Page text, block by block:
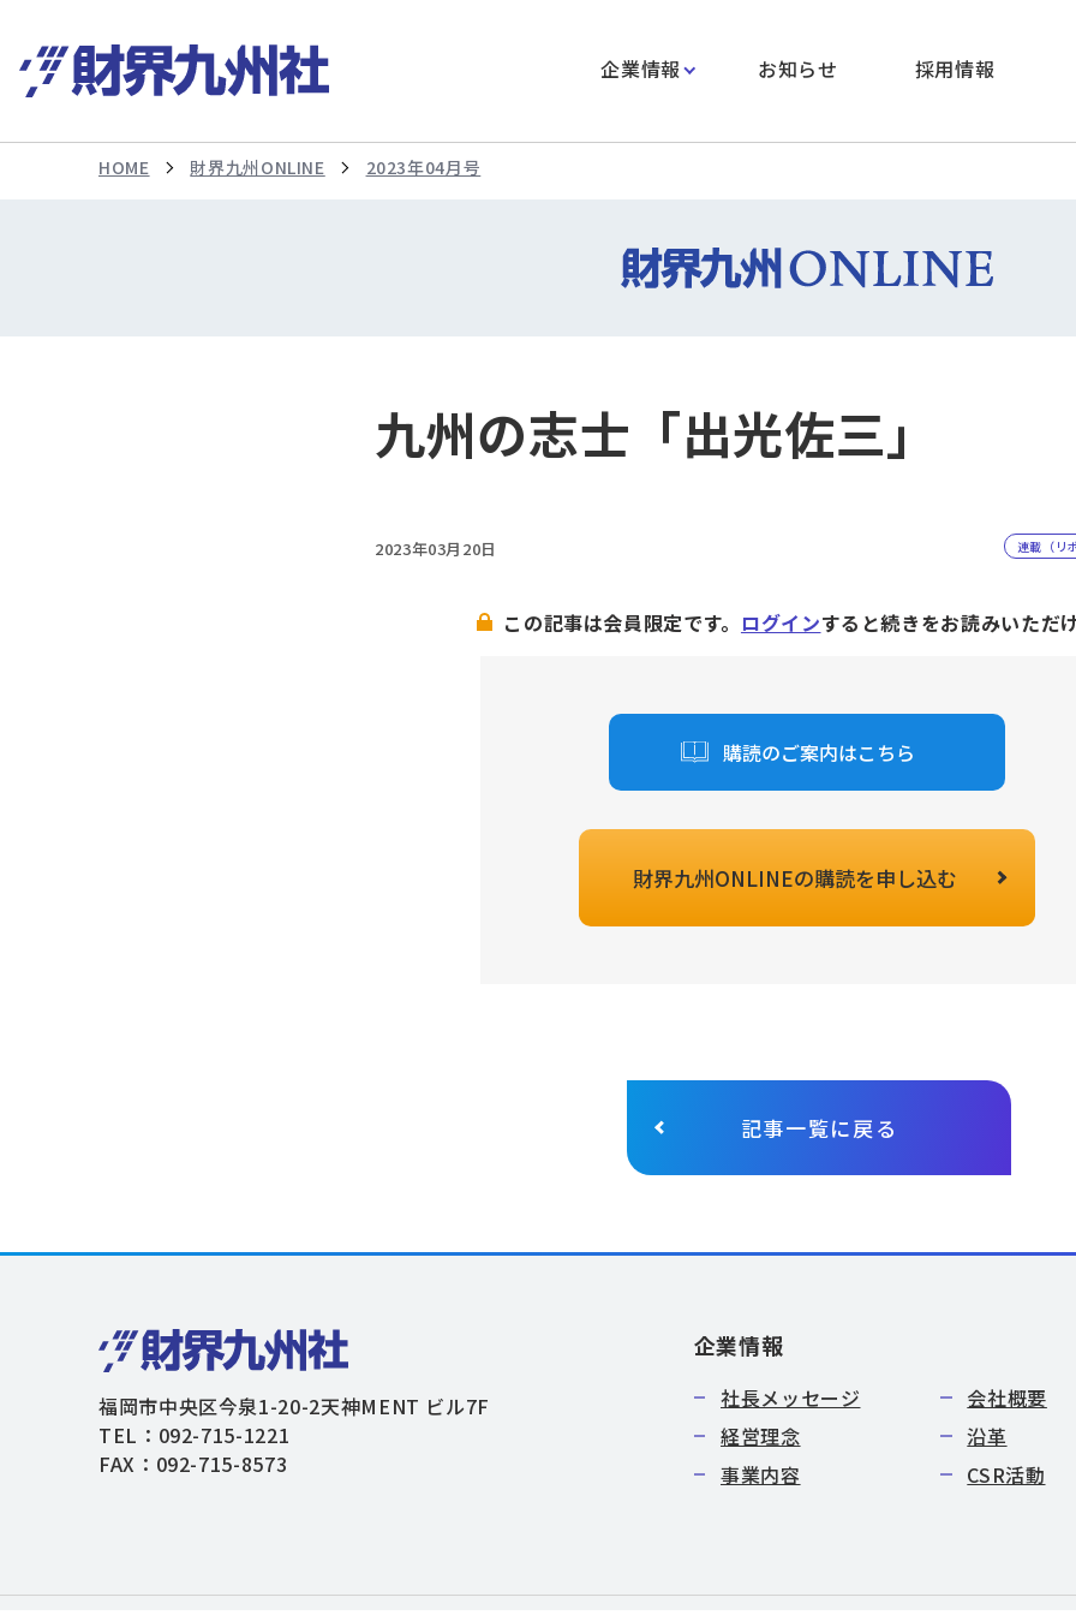
企業情報 お知らせ 採用情報
HOME 財界九州ONLINE 2023年04月号
九州の志士「出光佐三」
2023年03月20日 連載（リ
この記事は会員限定です。 ログインすると続きをお読みいただけ
購読のご案内はこちら
財界九州ONLINEの購読を申し込む
記事一覧に戻る
福岡市中央区今泉1-20-2天神MENT ビル7F
TEL：092-715-1221
FAX：092-715-8573
企業情報
社長メッセージ
会社概要
経営理念
沿革
事業内容
CSR活動